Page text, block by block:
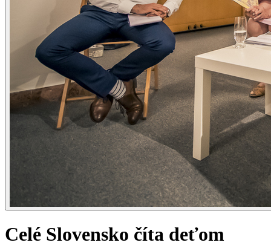
Celé Slovensko číta deťom